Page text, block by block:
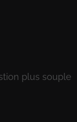
plus souple